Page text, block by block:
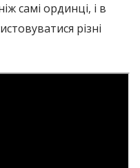
самі ординці, і в
різні